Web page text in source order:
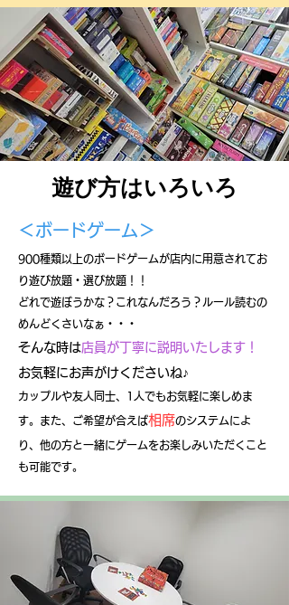
遊び方はいろいろ
＜​ボードゲーム＞
900種類以上のボードゲームが店内に用意されてお
り遊び放題・選び放題！！
どれで遊ぼうかな？これなんだろう？ルール読むの
めんどくさいなぁ・・・
そんな時は店員が丁寧に説明いたします！
お気軽にお声がけくださいね♪
カップルや友人同士、1人でもお気軽に楽しめま
す。また、ご希望が合えば相席のシステムによ
り、他の方と一緒にゲームをお楽しみいただくこと
も可能です。